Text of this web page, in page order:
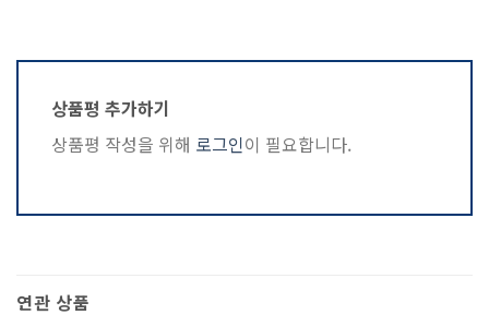
상품평 추가하기
상품평 작성을 위해 로그인이 필요합니다.
연관 상품